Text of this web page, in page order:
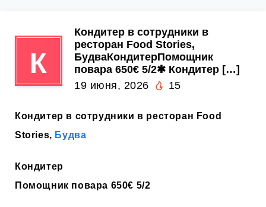
К
Кондитер в сотрудники в
ресторан Food Stories,
БудваКондитерПомощник
повара 650€ 5/2✱ Кондитер […]
19 июня, 2026
15
Кондитер в сотрудники в ресторан Food
Stories, Будва
Кондитер
Помощник повара 650€ 5/2